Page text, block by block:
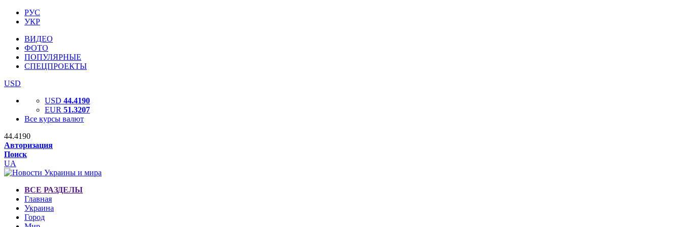
РУС
УКР
ВИДЕО
ФОТО
ПОПУЛЯРНЫЕ
СПЕЦПРОЕКТЫ
USD
USD 44.4190
EUR 51.3207
Все курсы валют
44.4190
Авторизация
Поиск
UA
ВСЕ РАЗДЕЛЫ
Главная
Украина
Город